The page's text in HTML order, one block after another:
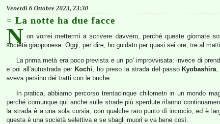
Venerdì 6 Ottobre 2023, 23:30
La notte ha due facce
N on vorrei mettermi a scrivere davvero, perché queste giornate
società giapponese. Oggi, per dire, ho guidato per quasi sei ore, tre al
La prima metà era poco prevista e un po’ improvvisata: invece di
e poi all’autostrada per Kochi, ho preso la strada del passo Kyobashira,
aveva persino dei tratti con le buche.
In pratica, abbiamo percorso trentacinque chilometri in un mondo
perché comunque qui anche sulle strade più sperdute rifanno
la strada è a una sola corsia, con qualche raro punto di incrocio, ed è
questa è una società selettiva e se sbagli muori e va bene così.